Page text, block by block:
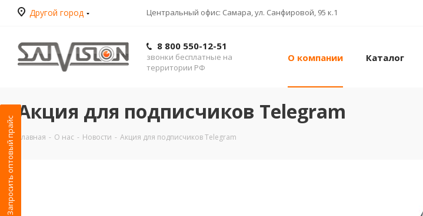
Другой город Центральный офис: Самара, ул. Санфировой, 95 к.1
8 800 550-12-51
звонки бесплатные на
территории РФ
О компании Каталог
Акция для подписчиков Telegram
Главная - О нас - Новости - Акция для подписчиков Telegram
Запросить оптовый прайс